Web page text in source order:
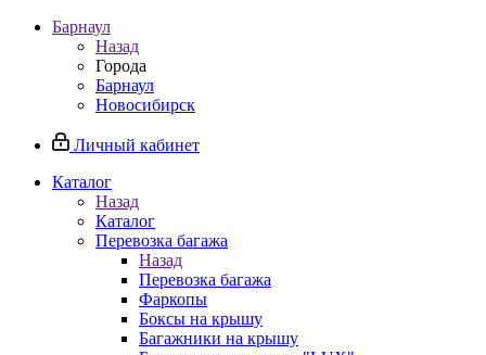
Барнаул
Назад
Города
Барнаул
Новосибирск
Личный кабинет
Каталог
Назад
Каталог
Перевозка багажа
Назад
Перевозка багажа
Фаркопы
Боксы на крышу
Багажники на крышу